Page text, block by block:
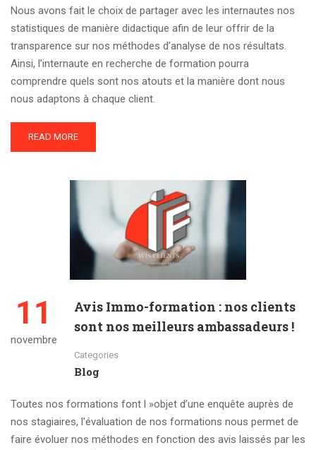
Nous avons fait le choix de partager avec les internautes nos
statistiques de manière didactique afin de leur offrir de la
transparence sur nos méthodes d’analyse de nos résultats.
Ainsi, l’internaute en recherche de formation pourra
comprendre quels sont nos atouts et la manière dont nous
nous adaptons à chaque client.
READ MORE
11
novembre
Avis Immo-formation : nos clients
sont nos meilleurs ambassadeurs !
Categories
Blog
Toutes nos formations font l »objet d’une enquête auprès de
nos stagiaires, l’évaluation de nos formations nous permet de
faire évoluer nos méthodes en fonction des avis laissés par les